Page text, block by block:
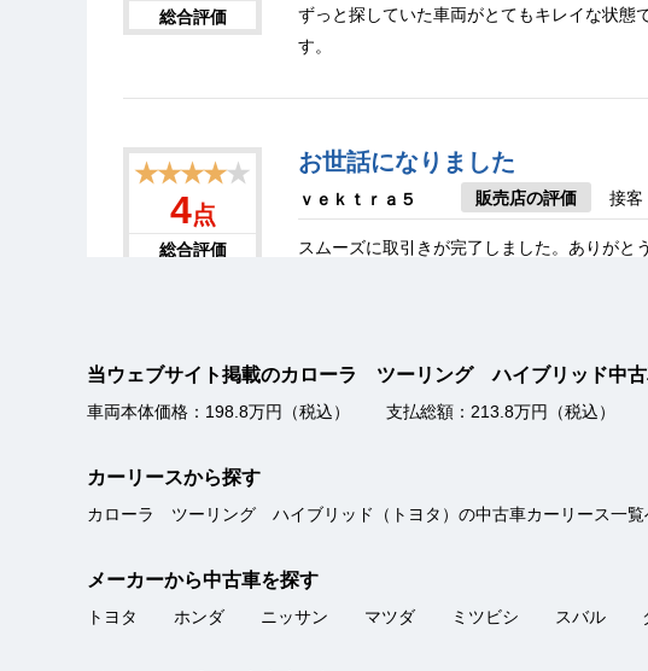
総合評価
ずっと探していた車両がとてもキレイな状態
す。
★★★★★
4点
総合評価
お世話になりました
ｖｅｋｔｒａ５ 販売店の評価 接客
スムーズに取引きが完了しました。ありがと
★★★★★
5 点
本当に親切・丁寧
ｂａｇｕ 販売店の評価
★★★★★
5点
即決で！
トモン 販売店の評価 接
当ウェブサイト掲載のカローラ ツーリング ハイブリッド中
車両本体価格：198.8万円（税込） 支払総額：213.8万円（税込）
カーリースから探す
カローラ ツーリング ハイブリッド（トヨタ）の中古車カーリース一覧
メーカーから中古車を探す
トヨタ ホンダ ニッサン マツダ ミツビシ スバル